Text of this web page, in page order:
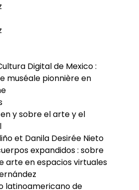
Digital de Mexico :
muséale pionnière en
y sobre el arte y el
et Danila Desirée Nieto
expandidos : sobre
arte en espacios virtuales
latinoamericano de